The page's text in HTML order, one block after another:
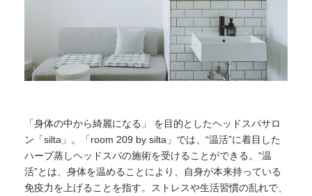
「身体の中から綺麗になる」 を目的としたヘッドスパサロ
ン「silta」。「room 209 by silta」では、“温活”に着目した
ハーブ蒸しヘッドスパの施術を受けることができる。“温
活”とは、身体を温めることにより、自身が本来持っている
免疫力を上げることを指す。ストレスや生活習慣の乱れで、